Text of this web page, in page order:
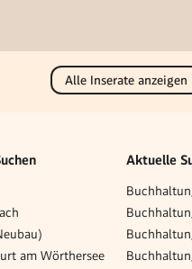
Alle Inserate anzeigen
am Wörthersee
Aktuelle